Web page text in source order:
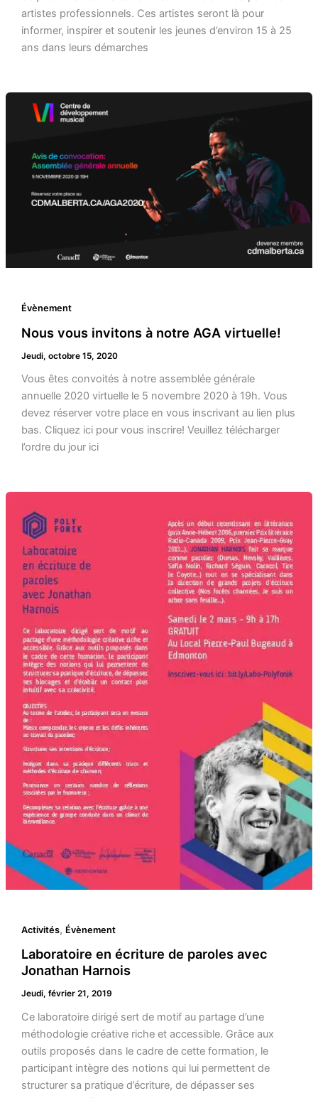
artistes professionnels. Ces artistes seront là pour
informer, inspirer et soutenir les jeunes d’environ 15 à 25
ans dans leurs démarches
Évènement
Nous vous invitons à notre AGA virtuelle!
Jeudi, octobre 15, 2020
Vous êtes convoités à notre assemblée générale
annuelle 2020 virtuelle le 5 novembre 2020 à 19h. Vous
devez réserver votre place en vous inscrivant au lien plus
bas. Cliquez ici pour vous inscrire! Veuillez télécharger
l’ordre du jour ici
Activités, Évènement
Laboratoire en écriture de paroles avec
Jonathan Harnois
Jeudi, février 21, 2019
Ce laboratoire dirigé sert de motif au partage d’une
méthodologie créative riche et accessible. Grâce aux
outils proposés dans le cadre de cette formation, le
participant intègre des notions qui lui permettent de
structurer sa pratique d’écriture, de dépasser ses